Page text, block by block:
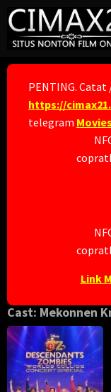
Skip
to
content
PENTING.
https://
telegram
Link
Cast: Mekonnen